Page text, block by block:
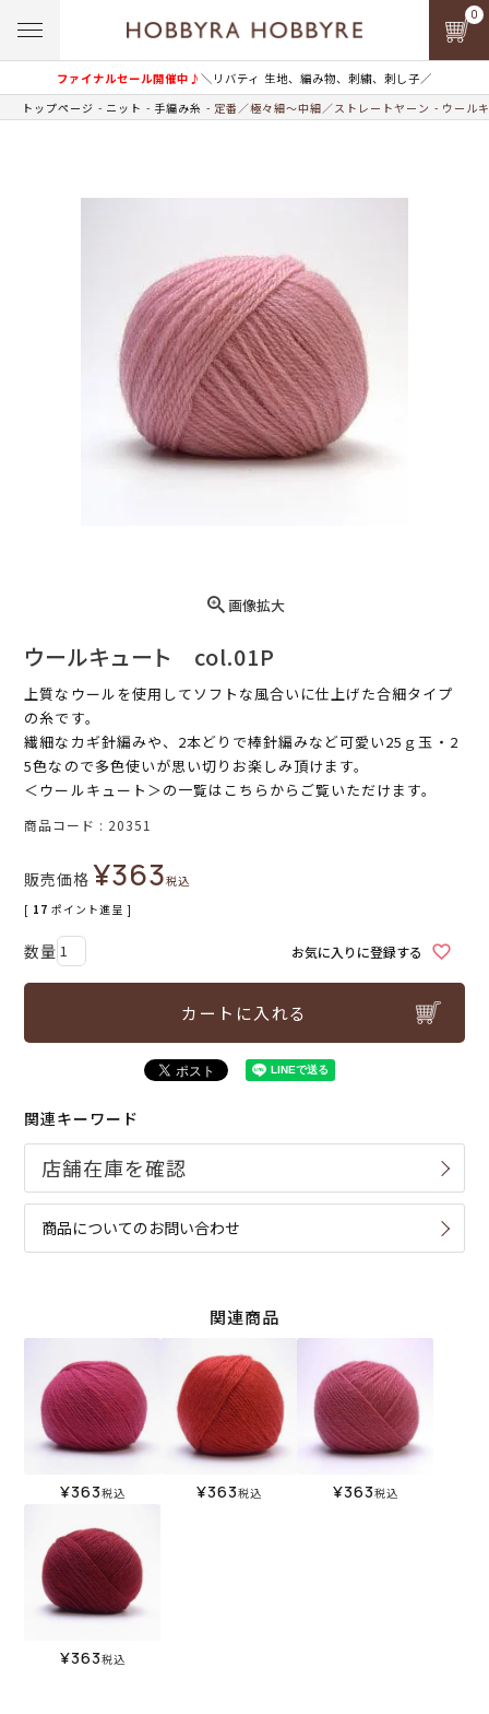
ファイナルセール開催中♪＼リバティ 生地、編み物、刺繍、刺し子／
0
トップページ ニット 手編み糸 定番／極々細～中細／ストレートヤーン ウール
画像拡大
ウールキュート col.01P
上質なウールを使用してソフトな風合いに仕上げた合細タイプ
の糸です。
繊細なカギ針編みや、2本どりで棒針編みなど可愛い25ｇ玉・2
5色なので多色使いが思い切りお楽しみ頂けます。
＜ウールキュート＞の一覧はこちらからご覧いただけます。
商品コード 20351
販売価格 ¥363税込
[ 17 ポイント進呈 ]
お気に入りに登録する
カートに入れる
関連キーワード
商品についてのお問い合わせ
関連商品
¥363税込 ¥363税込 ¥363税込
¥363税込